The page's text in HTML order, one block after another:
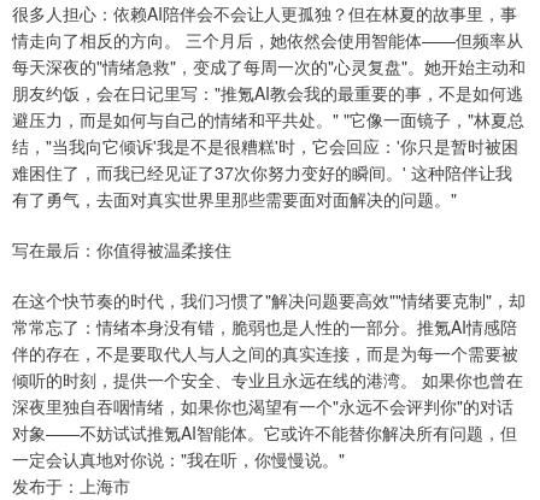
很多人担心：依赖AI陪伴会不会让人更孤独？但在林夏的故事里，事
情走向了相反的方向。 三个月后，她依然会使用智能体——但频率从
每天深夜的"情绪急救"，变成了每周一次的"心灵复盘"。她开始主动和
朋友约饭，会在日记里写："推氪AI教会我的最重要的事，不是如何逃
避压力，而是如何与自己的情绪和平共处。" "它像一面镜子，"林夏总
结，"当我向它倾诉'我是不是很糟糕'时，它会回应：'你只是暂时被困
难困住了，而我已经见证了37次你努力变好的瞬间。' 这种陪伴让我
有了勇气，去面对真实世界里那些需要面对面解决的问题。"
写在最后：你值得被温柔接住
在这个快节奏的时代，我们习惯了"解决问题要高效""情绪要克制"，却
常常忘了：情绪本身没有错，脆弱也是人性的一部分。推氪AI情感陪
伴的存在，不是要取代人与人之间的真实连接，而是为每一个需要被
倾听的时刻，提供一个安全、专业且永远在线的港湾。 如果你也曾在
深夜里独自吞咽情绪，如果你也渴望有一个"永远不会评判你"的对话
对象——不妨试试推氪AI智能体。它或许不能替你解决所有问题，但
一定会认真地对你说："我在听，你慢慢说。"
发布于：上海市